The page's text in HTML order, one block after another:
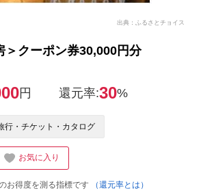
出典：ふるさとチョイス
＞クーポン券30,000円分
円 還元率:30%
行・チケット・カタログ
お気に入り
お得度を測る指標です
（還元率とは）